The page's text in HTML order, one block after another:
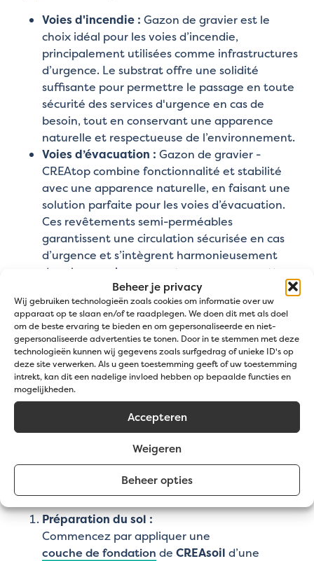
Beheer je privacy
Wij gebruiken technologieën zoals cookies om informatie over uw
apparaat op te slaan en/of te raadplegen. We doen dit met als doel
om de beste ervaring te bieden en om gepersonaliseerde en niet-
gepersonaliseerde advertenties te tonen. Door in te stemmen met deze
technologieën kunnen wij gegevens zoals surfgedrag of unieke ID's op
deze site verwerken. Als u geen toestemming geeft of uw toestemming
intrekt, kan dit een nadelige invloed hebben op bepaalde functies en
mogelijkheden.
Accepteren
Weigeren
Beheer opties
Voies d'incendie : Gazon de gravier est le
choix idéal pour les voies d’incendie,
principalement utilisées comme infrastructures
d’urgence. Le substrat offre une solidité
suffisante pour permettre le passage en toute
sécurité des services d'urgence en cas de
besoin, tout en conservant une apparence
naturelle et respectueuse de l’environnement.
Voies d’évacuation : Gazon de gravier -
CREAtop combine fonctionnalité et stabilité
avec une apparence naturelle, en faisant une
solution parfaite pour les voies d’évacuation.
Ces revêtements semi-perméables
garantissent une circulation sécurisée en cas
d’urgence et s’intègrent harmonieusement
dans leur environnement sans compromettre
Allées à usage occasionnel :Gazon de gravier
convient uniquement aux allées très peu
utilisées. Le substrat est conçu pour des
applications où les véhicules passent rarement,
comme les allées desservant uniquement des
zones peu fréquentées. Pour un usage plus
fréquent, même avec de faibles charges, nous
recommandons des alternatives plus robustes,
pré-végétalisées.
Comment utiliser le gazon de gravier ?
Préparation du sol :
Commencez par appliquer une
couche de fondation de CREAsoil d’une